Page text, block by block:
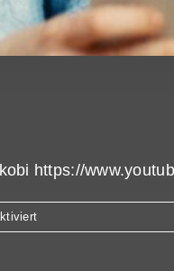
https://
für
Poor